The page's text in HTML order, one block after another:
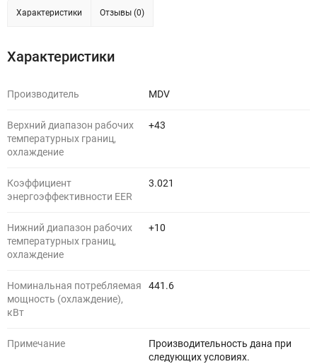
Характеристики Отзывы (0)
Характеристики
Производитель MDV
Верхний диапазон рабочих
температурных границ,
охлаждение
+43
Коэффициент
энергоэффективности EER
3.021
Нижний диапазон рабочих
температурных границ,
охлаждение
+10
Номинальная потребляемая
мощность (охлаждение),
кВт
441.6
Примечание
Производительность дана при
следующих условиях.